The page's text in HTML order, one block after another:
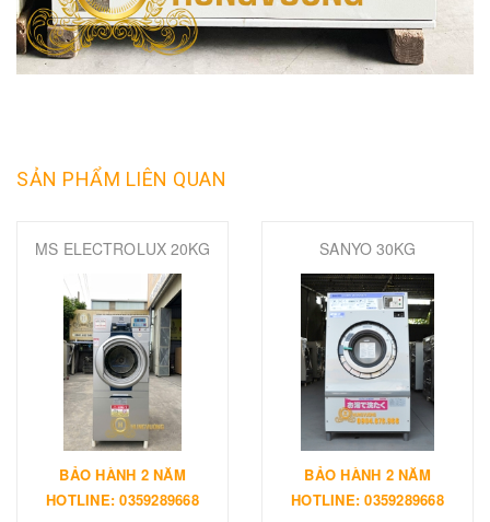
SẢN PHẨM LIÊN QUAN
MS ELECTROLUX 20KG
BẢO HÀNH 2 NĂM
HOTLINE: 0359289668
SANYO 30KG
BẢO HÀNH 2 NĂM
HOTLINE: 0359289668